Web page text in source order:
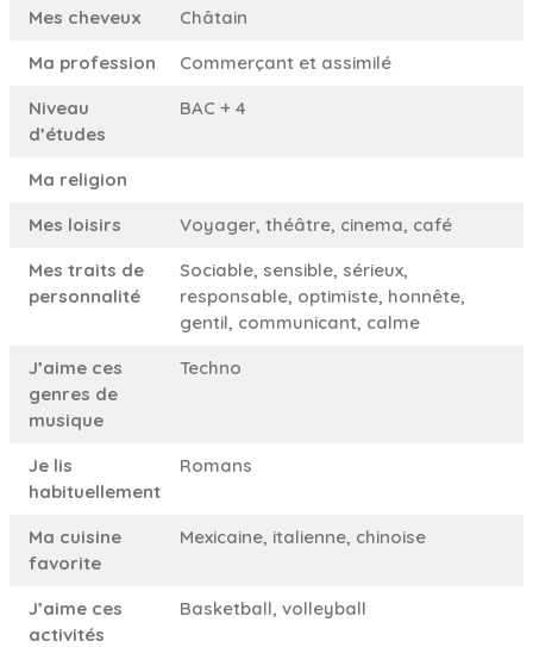
Mes cheveux
Châtain
Ma profession
Commerçant et assimilé
Niveau
d’études
BAC + 4
Ma religion
Mes loisirs
Voyager, théâtre, cinema, café
Mes traits de
personnalité
Sociable, sensible, sérieux,
responsable, optimiste, honnête,
gentil, communicant, calme
J’aime ces
genres de
musique
Techno
Je lis
habituellement
Romans
Ma cuisine
favorite
Mexicaine, italienne, chinoise
J’aime ces
activités
Basketball, volleyball